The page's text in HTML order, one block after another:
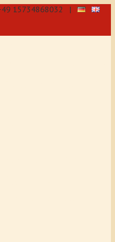
15734868032 |